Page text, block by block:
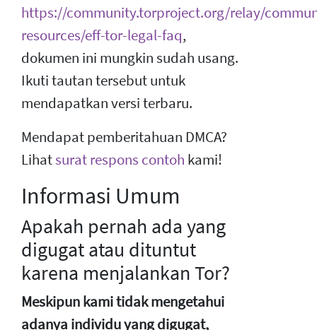
https://community.torproject.org/relay/
resources/eff-tor-legal-faq,
dokumen ini mungkin sudah usang.
Ikuti tautan tersebut untuk
mendapatkan versi terbaru.
Mendapat pemberitahuan DMCA?
Lihatsurat respons contoh kami!
Informasi Umum
Apakah pernah ada yang
digugat atau dituntut
karena menjalankan Tor?
Meskipun kami tidak mengetahui
adanya individu yang digugat,